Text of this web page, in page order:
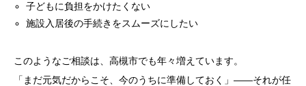
子どもに負担をかけたくない
施設入居後の手続きをスムーズにしたい
このようなご相談は、高槻市でも年々増えています。
「まだ元気だからこそ、今のうちに準備しておく」――それが任